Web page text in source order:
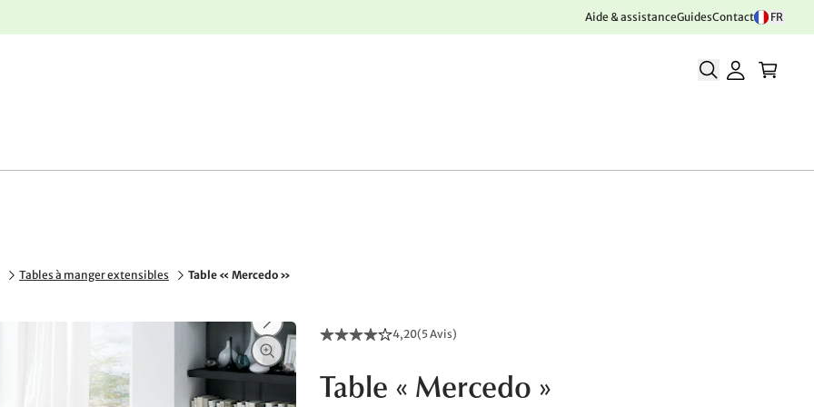
Aide & assistanceGuidesContact FR
Tables à manger extensibles Table « Mercedo »
4,20(5 Avis)
Table « Mercedo »